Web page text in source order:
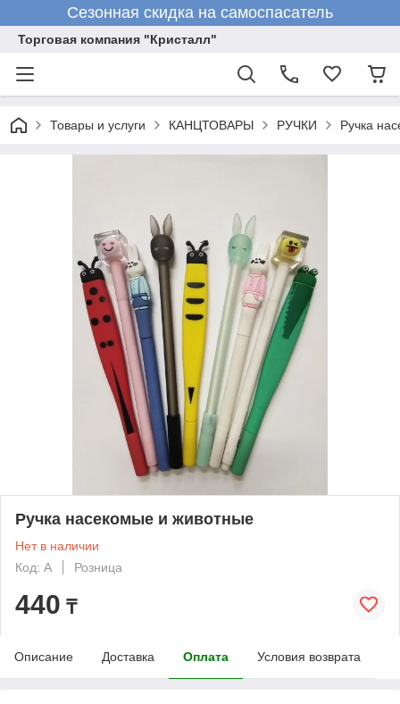
Сезонная скидка на самоспасатель
Торговая компания "Кристалл"
Товары и услуги КАНЦТОВАРЫ РУЧКИ Ручка
Ручка насекомые и животные
Нет в наличии
Код: А
Розница
440 ₸
Описание Доставка Оплата Условия возврата